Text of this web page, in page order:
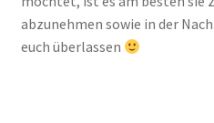
abzunehmen sowie in der
euch überlassen